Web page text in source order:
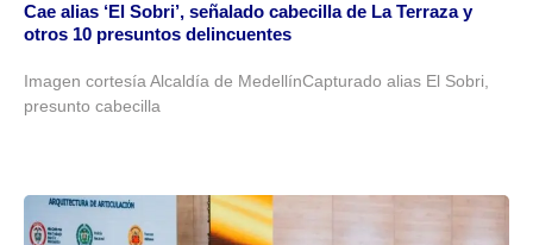
Cae alias ‘El Sobri’, señalado cabecilla de La Terraza y
otros 10 presuntos delincuentes
Imagen cortesía Alcaldía de MedellínCapturado alias El Sobri,
presunto cabecilla